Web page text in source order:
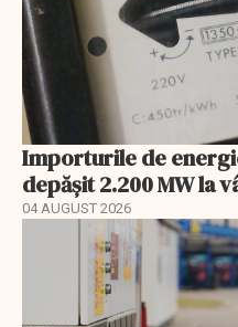
Importurile de
depășit 2.200 MW la
04 AUGUST 2026